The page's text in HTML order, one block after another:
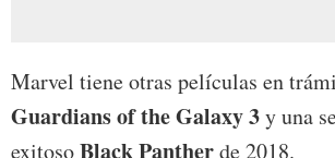
Marvel tiene otras películas en
Guardians of the Galaxy 3y una
exitosoBlack Pantherde 2018.